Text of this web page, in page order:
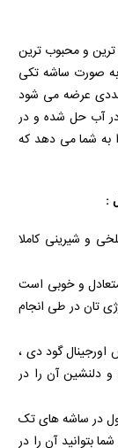
و محبوب ترین
صورت ساشه تکی
و در بسته های وکیومی و پلمپ 30 + 5 عددی عرضه می شود
در آب حل شده و در
به شما می دهد که
و شیرینی کاملا
و خوبی است
تان در طی انجام
اورجینال گود دی ،
و دلنشین آن را در
در ساشه های تک
بتوانید آن را در